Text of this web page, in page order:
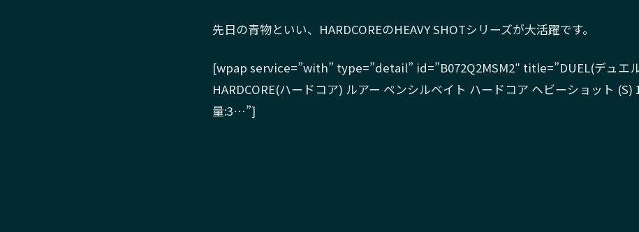
先日の青物といい、HARDCOREのHEAVY SHOTシリーズが大活躍です。
[wpap service=”with” type=”detail” id=”B072Q2MSM2″ title=”DUEL(デュエ
HARDCORE(ハードコア) ルアー ペンシルベイト ハードコア ヘビーショット (S)
量:3…”]